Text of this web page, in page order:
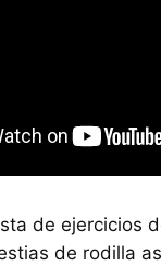
de ejercicios
de rodilla